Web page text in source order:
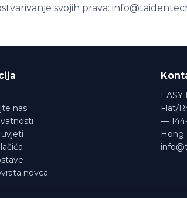
svojih prava:
nas
novca
Flat/
—
Hong